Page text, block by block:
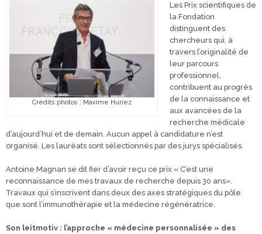
Crédits photos : Maxime Huriez
Les Prix scientifiques de
la Fondation
distinguent des
chercheurs qui, à
travers l’originalité de
leur parcours
professionnel,
contribuent au progrès
de la connaissance et
aux avancées de la
recherche médicale
d’aujourd’hui et de demain. Aucun appel à candidature n’est
organisé. Les lauréats sont sélectionnés par des jurys spécialisés.
Antoine Magnan se dit fier d’avoir reçu ce prix « C’est une
reconnaissance de mes travaux de recherche depuis 30 ans».
Travaux qui s’inscrivent dans deux des axes stratégiques du pôle
que sont l’immunothérapie et la médecine régénératrice.
Son leitmotiv : l’approche « médecine personnalisée » des